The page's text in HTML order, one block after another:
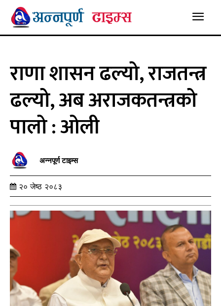
राणा शासन ढल्यो, राजतन्त्र
ढल्यो, अब अराजकतन्त्रको
पालो : ओली
अन्नपूर्ण टाइम्स
२० जेष्ठ २०८३